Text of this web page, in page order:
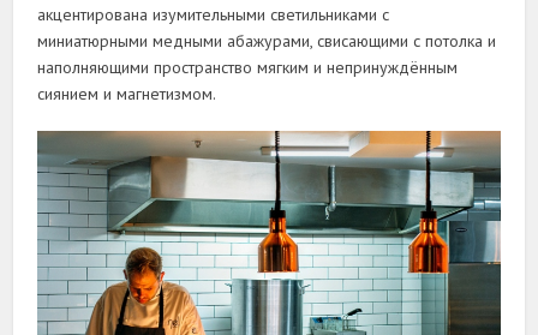
акцентирована изумительными светильниками с
миниатюрными медными абажурами, свисающими с потолка и
наполняющими пространство мягким и непринуждённым
сиянием и магнетизмом.